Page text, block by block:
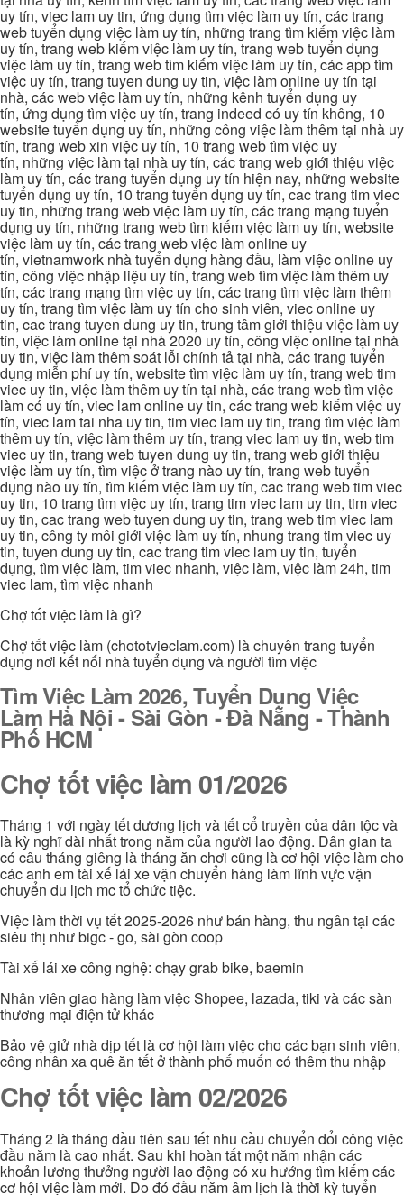
uy tín, viec lam uy tin, ứng dụng tìm việc làm uy tín, các trang
web tuyển dụng việc làm uy tín, những trang tìm kiếm việc làm
uy tín, trang web kiếm việc làm uy tín, trang web tuyển dụng
việc làm uy tín, trang web tìm kiếm việc làm uy tín, các app tìm
việc uy tín, trang tuyen dung uy tin, việc làm online uy tín tại
nhà, các web việc làm uy tín, những kênh tuyển dụng uy
tín, ứng dụng tìm việc uy tín, trang indeed có uy tín không, 10
website tuyển dụng uy tín, những công việc làm thêm tại nhà uy
tín, trang web xin việc uy tín, 10 trang web tìm việc uy
tín, những việc làm tại nhà uy tín, các trang web giới thiệu việc
làm uy tín, các trang tuyển dụng uy tín hiện nay, những website
tuyển dụng uy tín, 10 trang tuyển dụng uy tín, cac trang tim viec
uy tin, những trang web việc làm uy tín, các trang mạng tuyển
dụng uy tín, những trang web tìm kiếm việc làm uy tín, website
việc làm uy tín, các trang web việc làm online uy
tín, vietnamwork nhà tuyển dụng hàng đầu, làm việc online uy
tín, công việc nhập liệu uy tín, trang web tìm việc làm thêm uy
tín, các trang mạng tìm việc uy tín, các trang tìm việc làm thêm
uy tín, trang tìm việc làm uy tín cho sinh viên, viec online uy
tin, cac trang tuyen dung uy tin, trung tâm giới thiệu việc làm uy
tín, việc làm online tại nhà 2020 uy tín, công việc online tại nhà
uy tin, việc làm thêm soát lỗi chính tả tại nhà, các trang tuyển
dụng miễn phí uy tín, website tìm việc làm uy tín, trang web tim
viec uy tin, việc làm thêm uy tín tại nhà, các trang web tìm việc
làm có uy tín, viec lam online uy tin, các trang web kiếm việc uy
tín, viec lam tai nha uy tin, tim viec lam uy tin, trang tìm việc làm
thêm uy tín, việc làm thêm uy tín, trang viec lam uy tin, web tim
viec uy tin, trang web tuyen dung uy tin, trang web giới thiệu
việc làm uy tín, tìm việc ở trang nào uy tín, trang web tuyển
dụng nào uy tín, tìm kiếm việc làm uy tín, cac trang web tim viec
uy tin, 10 trang tìm việc uy tín, trang tim viec lam uy tin, tim viec
uy tin, cac trang web tuyen dung uy tin, trang web tim viec lam
uy tin, công ty môi giới việc làm uy tín, nhung trang tim viec uy
tin, tuyen dung uy tin, cac trang tim viec lam uy tin, tuyển
dụng, tìm việc làm, tim viec nhanh, việc làm, việc làm 24h, tim
viec lam, tìm việc nhanh
Chợ tốt việc làm là gì?
Chợ tốt việc làm (chototvieclam.com) là chuyên trang tuyển
dụng nơi kết nối nhà tuyển dụng và người tìm việc
Tìm Việc Làm 2026, Tuyển Dụng Việc
Làm Hà Nội - Sài Gòn - Đà Nẵng - Thành
Phố HCM
Chợ tốt việc làm 01/2026
Tháng 1 với ngày tết dương lịch và tết cổ truyền của dân tộc và
là kỳ nghĩ dài nhất trong năm của người lao động. Dân gian ta
có câu tháng giêng là tháng ăn chơi cũng là cơ hội việc làm cho
các anh em tài xế lái xe vận chuyển hàng làm lĩnh vực vận
chuyển du lịch mc tổ chức tiệc.
Việc làm thời vụ tết 2025-2026 như bán hàng, thu ngân tại các
siêu thị như bigc - go, sài gòn coop
Tài xế lái xe công nghệ: chạy grab bike, baemin
Nhân viên giao hàng làm việc Shopee, lazada, tiki và các sàn
thương mại điện tử khác
Bảo vệ giử nhà dịp tết là cơ hội làm việc cho các bạn sinh viên,
công nhân xa quê ăn tết ở thành phố muốn có thêm thu nhập
Chợ tốt việc làm 02/2026
Tháng 2 là tháng đầu tiên sau tết nhu cầu chuyển đổi công việc
đầu năm là cao nhất. Sau khi hoàn tất một năm nhận các
khoản lương thưởng người lao động có xu hướng tìm kiếm các
cơ hội việc làm mới. Do đó đầu năm âm lịch là thời kỳ tuyển